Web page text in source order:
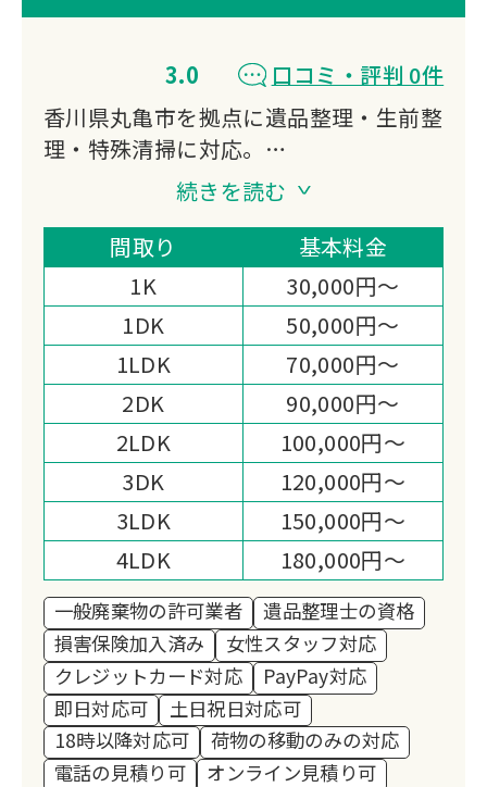
3.0
口コミ・評判 0件
香川県丸亀市を拠点に遺品整理・生前整
理・特殊清掃に対応。
遺品整理士と事件現場特殊清掃士の有資
格者が在籍し、女性スタッフによる細や
かな配慮と買取査定による費用軽減で、
ご遺族の負担を減らします。
即日対応も可能で全国対応の提携ネット
ワークを持つ地域密着型の業者です。
続きを読む
間取り
基本料金
1K
30,000円～
1DK
50,000円～
1LDK
70,000円～
2DK
90,000円～
2LDK
100,000円～
3DK
120,000円～
3LDK
150,000円～
4LDK
180,000円～
一般廃棄物の許可業者
遺品整理士の資格
損害保険加入済み
女性スタッフ対応
クレジットカード対応
PayPay対応
即日対応可
土日祝日対応可
18時以降対応可
荷物の移動のみの対応
電話の見積り可
オンライン見積り可